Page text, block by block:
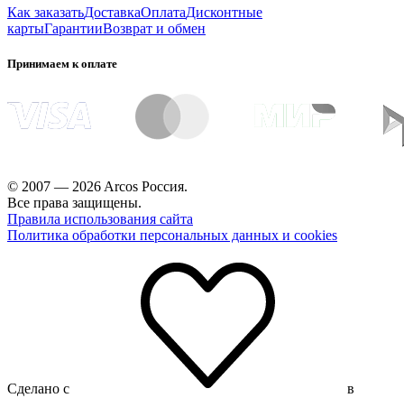
Как заказатьДоставкаОплатаДисконтные
картыГарантииВозврат и обмен
Принимаем к оплате
© 2007 — 2026 Arcos Россия.
Все права защищены.
Правила использования сайта
Политика обработки персональных данных и cookies
Сделано с
в